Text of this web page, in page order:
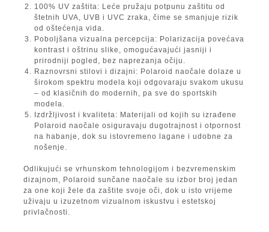
100% UV zaštita: Leće pružaju potpunu zaštitu od
štetnih UVA, UVB i UVC zraka, čime se smanjuje rizik
od oštećenja vida.
Poboljšana vizualna percepcija: Polarizacija povećava
kontrast i oštrinu slike, omogućavajući jasniji i
prirodniji pogled, bez naprezanja očiju.
Raznovrsni stilovi i dizajni: Polaroid naočale dolaze u
širokom spektru modela koji odgovaraju svakom ukusu
– od klasičnih do modernih, pa sve do sportskih
modela.
Izdržljivost i kvaliteta: Materijali od kojih su izrađene
Polaroid naočale osiguravaju dugotrajnost i otpornost
na habanje, dok su istovremeno lagane i udobne za
nošenje.
Odlikujući se vrhunskom tehnologijom i bezvremenskim
dizajnom, Polaroid sunčane naočale su izbor broj jedan
za one koji žele da zaštite svoje oči, dok u isto vrijeme
uživaju u izuzetnom vizualnom iskustvu i estetskoj
privlačnosti.